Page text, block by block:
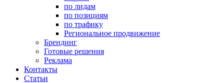
по лидам
по позициям
по трафику
Региональное продвижение
Брендинг
Готовые решения
Реклама
Контакты
Статьи